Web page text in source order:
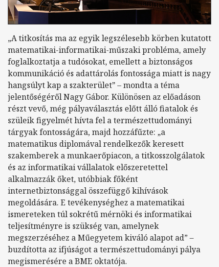
„A titkosítás ma az egyik legszélesebb körben kutatott
matematikai-informatikai-műszaki probléma, amely
foglalkoztatja a tudósokat, emellett a biztonságos
kommunikáció és adattárolás fontossága miatt is nagy
hangsúlyt kap a szakterület” – mondta a téma
jelentőségéről Nagy Gábor. Különösen az előadáson
részt vevő, még pályaválasztás előtt álló fiatalok és
szüleik figyelmét hívta fel a természettudományi
tárgyak fontosságára, majd hozzáfűzte: „a
matematikus diplomával rendelkezők keresett
szakemberek a munkaerőpiacon, a titkosszolgálatok
és az informatikai vállalatok előszeretettel
alkalmazzák őket, utóbbiak főként
internetbiztonsággal összefüggő kihívások
megoldására. E tevékenységhez a matematikai
ismereteken túl sokrétű mérnöki és informatikai
teljesítményre is szükség van, amelynek
megszerzéséhez a Műegyetem kiváló alapot ad” –
buzdította az ifjúságot a természettudományi pálya
megismerésére a BME oktatója.